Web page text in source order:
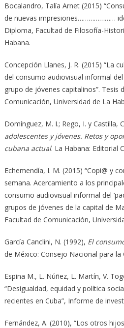
Bocalandro, Talía Arnet (2015)
de nuevas impresiones…………………
Diploma, Facultad de Filosofía-
Habana.
Concepción Llanes, J. R. (2015) “La
del consumo audiovisual informal del
grupo de jóvenes capitalinos”. Tesis
Comunicación, Universidad de La
Domínguez, M. I.; Rego, I. y Castilla,
adolescentes y jóvenes. Retos y
cubana actual. La Habana: Editorial
Echemendía, I. M. (2015) “Copi@ y
semana. Acercamiento a los
consumo audiovisual informal del
grupos de jóvenes de la capital de
Facultad de Comunicación,
García Canclini, N. (1992), El
de México: Consejo Nacional para la
Espina M., L. Núñez, L. Martín, V.
“Desigualdad, equidad y política
recientes en Cuba”, Informe de
Fernández, A. (2010), “Los otros